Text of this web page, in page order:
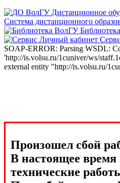
Дистанционное
Система дистанционного
SOAP-ERROR: Parsing WSDL:
'http://is.volsu.ru/1cuniver/ws/
external entity "http://is.volsu.ru/
Произошел сбой
В настоящее время
технические